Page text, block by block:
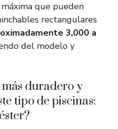
que pueden
rectangulares
3,000 a
del modelo y
duradero y
tipo de piscinas: